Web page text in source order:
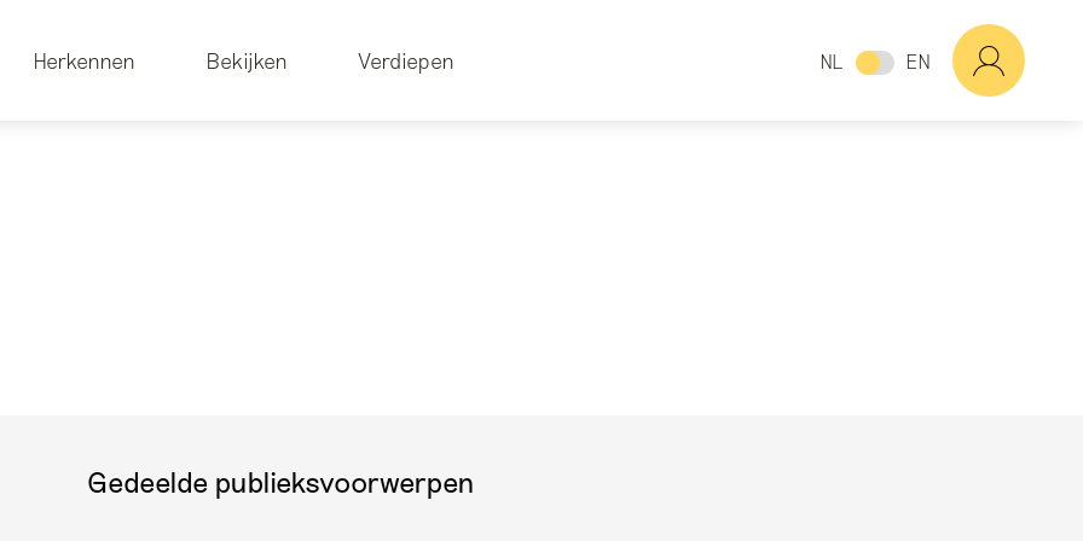
Herkennen Bekijken Verdiepen NL EN
Gedeelde publieksvoorwerpen